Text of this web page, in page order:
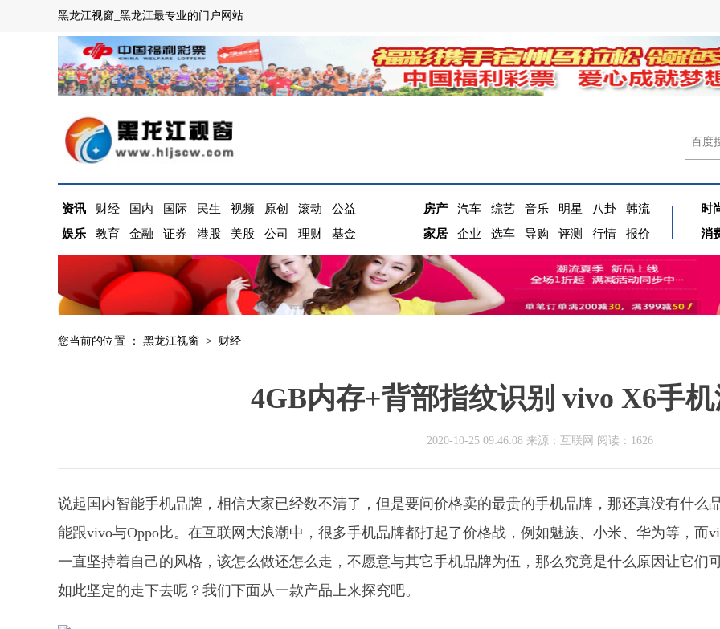
黑龙江视窗_黑龙江最专业的门户网站
资讯 财经 国内 国际 民生 视频 原创 滚动
公益
娱乐
教育 金融 证券 港股 美股 公司 理财 基金
房产 汽车 综艺 音乐 明星 八卦
韩流
家居
企业 选车 导购 评测 行情 报价
时
消
您当前的位置 ： 黑龙江视窗 > 财经
4GB内存+背部指纹识别 vivo X6手机
2020-10-25 09:46:08 来源：互联网 阅读：1626
说起国内智能手机品牌，相信大家已经数不清了，但是要问价格卖的最贵的手机品牌，那还真没有什么
能跟vivo与Oppo比。在互联网大浪潮中，很多手机品牌都打起了价格战，例如魅族、小米、华为等，而
一直坚持着自己的风格，该怎么做还怎么走，不愿意与其它手机品牌为伍，那么究竟是什么原因让它们
如此坚定的走下去呢？我们下面从一款产品上来探究吧。